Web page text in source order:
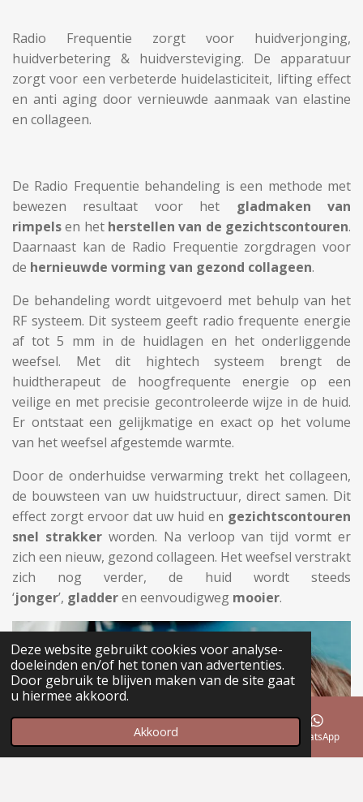
Deze website gebruikt cookies voor analyse-
doeleinden en/of het tonen van advertenties.
Door gebruik te blijven maken van de site gaat
u hiermee akkoord.
Akkoord
Radio Frequentie zorgt voor huidverjonging,
huidverbetering & huidversteviging. De apparatuur
zorgt voor een verbeterde huidelasticiteit, lifting effect
en anti aging door vernieuwde aanmaak van elastine
en collageen.
De Radio Frequentie behandeling is een methode met
bewezen resultaat voor het
gladmaken van
rimpelsen het herstellen van de gezichtscontouren.
Daarnaast kan de Radio Frequentie zorgdragen voor
de hernieuwde vorming van gezond collageen.
De behandeling wordt uitgevoerd met behulp van het
RF systeem. Dit systeem geeft radio frequente energie
af tot 5 mm in de huidlagen en het onderliggende
weefsel. Met dit hightech systeem brengt de
huidtherapeut de hoogfrequente energie op een
veilige en met precisie gecontroleerde wijze in de huid.
Er ontstaat een gelijkmatige en exact op het volume
van het weefsel afgestemde warmte.
Door de onderhuidse verwarming trekt het collageen,
de bouwsteen van uw huidstructuur, direct samen. Dit
effect zorgt ervoor dat uw huid en gezichtscontouren
snel strakker worden. Na verloop van tijd vormt er
zich een nieuw, gezond collageen. Het weefsel verstrakt
zich nog verder, de huid wordt steeds
‘jonger’, gladderen eenvoudigweg mooier.
Telefoonnummer WhatsApp